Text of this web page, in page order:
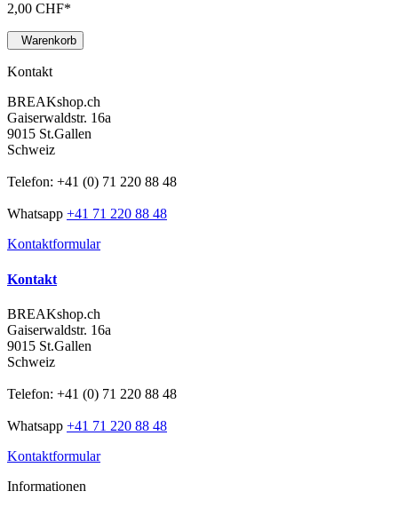
2,00 CHF*
Warenkorb
Kontakt
BREAKshop.ch
Gaiserwaldstr. 16a
9015 St.Gallen
Schweiz
Telefon: +41 (0) 71 220 88 48
Whatsapp +41 71 220 88 48
Kontaktformular
Kontakt
BREAKshop.ch
Gaiserwaldstr. 16a
9015 St.Gallen
Schweiz
Telefon: +41 (0) 71 220 88 48
Whatsapp +41 71 220 88 48
Kontaktformular
Informationen